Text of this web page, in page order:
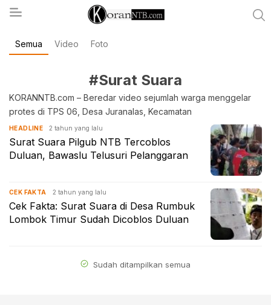
koranntb.com
Semua Video Foto
#Surat Suara
KORANNTB.com – Beredar video sejumlah warga menggelar
protes di TPS 06, Desa Juranalas, Kecamatan
HEADLINE 2 tahun yang lalu
Surat Suara Pilgub NTB Tercoblos
Duluan, Bawaslu Telusuri Pelanggaran
CEK FAKTA 2 tahun yang lalu
Cek Fakta: Surat Suara di Desa Rumbuk
Lombok Timur Sudah Dicoblos Duluan
Sudah ditampilkan semua